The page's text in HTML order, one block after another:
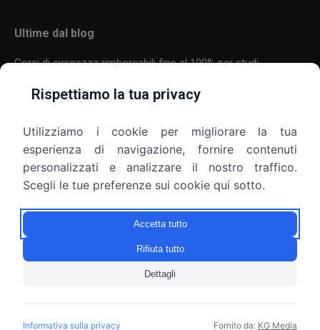
Ultime dal blog
Corsi di sicurezza rimborsabili fino al 100% per studi
30 Luglio 2026
Formazione sulla sicurezza per aziende con molti dipendenti:
come organizzare corsi, scadenze e più sedi
25 Luglio 2026
Armadietti aziendali e privacy: il datore di lavoro può aprirli?
9 Luglio 2026
© Copyright 2010 - 2026 Gruppo SEF S.r.l. - P.IVA 10209820967
Rispettiamo la tua privacy
Utilizziamo i cookie per migliorare la tua
esperienza di navigazione, fornire contenuti
personalizzati e analizzare il nostro traffico.
Scegli le tue preferenze sui cookie qui sotto.
Accetta tutto
Rifiuta tutto
Dettagli
Informativa sulla privacy Fornito da: KG Media